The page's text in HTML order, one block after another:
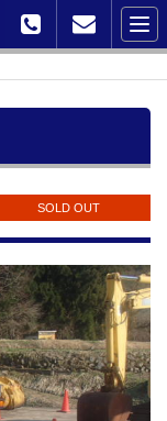
SOLD OUT